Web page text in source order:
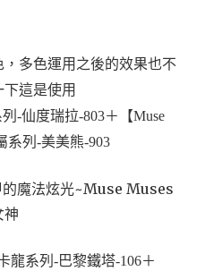
多色運用之後的效果也不
這是使用
列-仙度瑞拉-803＋ 【Muse
系列-美美熊-903
龍系列-巴黎鐵塔-106＋